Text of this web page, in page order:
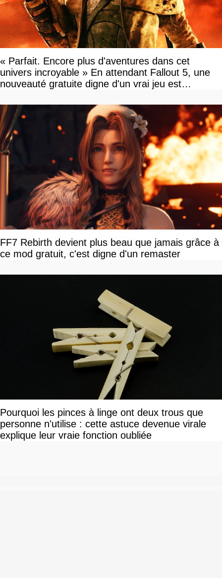
« Parfait. Encore plus d'aventures dans cet
univers incroyable » En attendant Fallout 5, une
nouveauté gratuite digne d'un vrai jeu est
FF7 Rebirth devient plus beau que jamais grâce à
ce mod gratuit, c'est digne d'un remaster
Pourquoi les pinces à linge ont deux trous que
personne n'utilise : cette astuce devenue virale
explique leur vraie fonction oubliée